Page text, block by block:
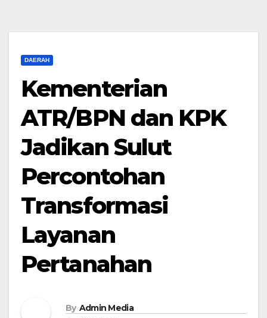
DAERAH
Kementerian
ATR/BPN dan KPK
Jadikan Sulut
Percontohan
Transformasi
Layanan
Pertanahan
By Admin Media